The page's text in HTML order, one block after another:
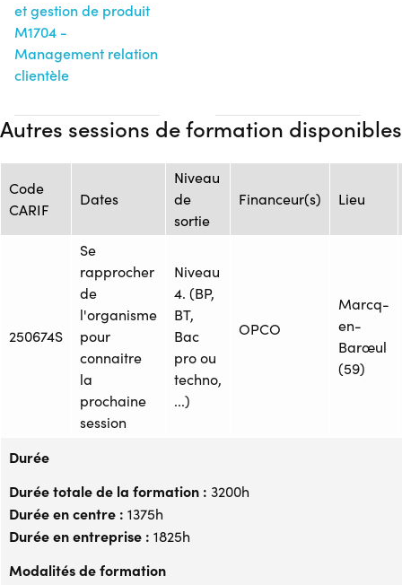
et gestion de produit
M1704 -
Management relation
clientèle
Autres sessions de formation disponibles
Code
CARIF
Dates
Niveau
de
sortie
Financeur(s) Lieu
250674S
Se
rapprocher
de
l'organisme
pour
connaitre
la
prochaine
session
Niveau
4. (BP,
BT,
Bac
pro ou
techno,
...)
OPCO
Marcq-
en-
Barœul
(59)
Durée
Durée totale de la formation : 3200h
Durée en centre : 1375h
Durée en entreprise : 1825h
Modalités de formation